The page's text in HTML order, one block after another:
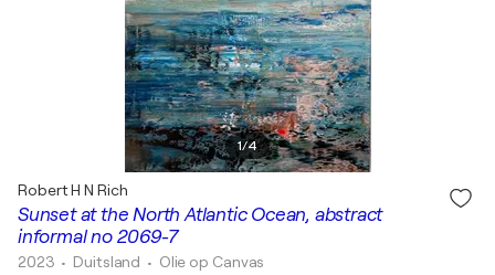
1/4
Sunset at the North Atlantic Ocean, abstract
informal no 2069-7
Robert H N Rich
2023 • Duitsland • Olie op Canvas